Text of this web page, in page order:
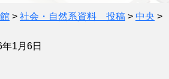
> 社会・自然系資料 投稿 > 中央 >
1月6日